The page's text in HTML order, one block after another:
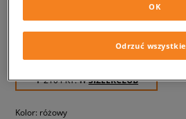
209,99 zł z VAT
(Cena początkowa)
✛ 210 PKT. WSIZEERCLUB
Kolor: różowy
Odrzuć wszystkie
OK